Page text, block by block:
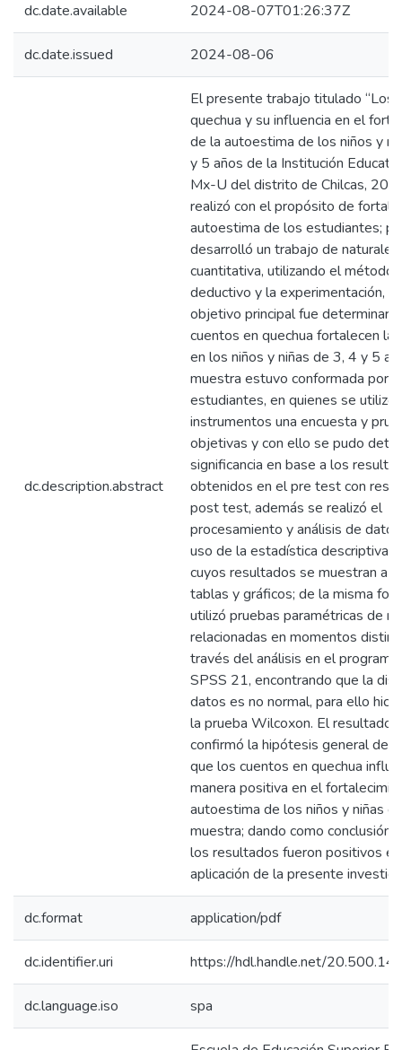
dc.date.available 2024-08-07T01:26:37Z
dc.date.issued 2024-08-06
dc.description.abstract
El presente trabajo titulado “Los
quechua y su influencia en el
de la autoestima de los niños y
y 5 años de la Institución
Mx-U del distrito de Chilcas,
realizó con el propósito de
autoestima de los estudiantes;
desarrolló un trabajo de
cuantitativa, utilizando el método
deductivo y la experimentación,
objetivo principal fue determinar
cuentos en quechua fortalecen la
en los niños y niñas de 3, 4 y 5
muestra estuvo conformada por
estudiantes, en quienes se utilizó
instrumentos una encuesta y
objetivas y con ello se pudo
significancia en base a los
obtenidos en el pre test con
post test, además se realizó el
procesamiento y análisis de
uso de la estadística descriptiva
cuyos resultados se muestran a
tablas y gráficos; de la misma
utilizó pruebas paramétricas de
relacionadas en momentos
través del análisis en el
SPSS 21, encontrando que la
datos es no normal, para ello
la prueba Wilcoxon. El resultado
confirmó la hipótesis general
que los cuentos en quechua
manera positiva en el
autoestima de los niños y niñas
muestra; dando como conclusión
los resultados fueron positivos
aplicación de la presente
dc.format application/pdf
dc.identifier.uri https://hdl.handle.net/
dc.language.iso spa